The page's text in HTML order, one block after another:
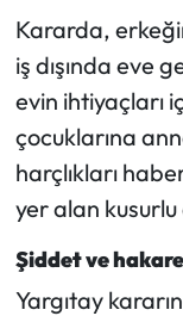
Kararda,
iş dışında eve
evin ihtiyaçları
çocuklarına
harçlıkları
yer alan
Şiddet ve
Yargıtay
Yayla Haber
Yemek
Yerel